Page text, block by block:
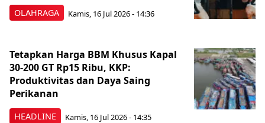
OLAHRAGA Kamis, 16 Jul 2026 - 14:36
HEADLINE
Tetapkan Harga BBM Khusus Kapal
30-200 GT Rp15 Ribu, KKP:
Produktivitas dan Daya Saing
Perikanan
Kamis, 16 Jul 2026 - 14:35